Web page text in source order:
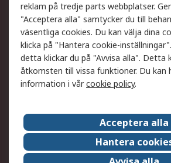
Support
Få hjälp
Retur
Leverans
Begär en fakturakopi
Betalningsalternativ
Om RS
Det juridiska
Press
reklam på tredje parts webbplatser.
"Acceptera alla" samtycker du till
väsentliga cookies. Du kan välja dina
klicka på "Hantera cookie-
detta klickar du på "Avvisa alla". Detta
åtkomsten till vissa funktioner. Du kan
information i vårcookie policy.
Acceptera alla
Hantera